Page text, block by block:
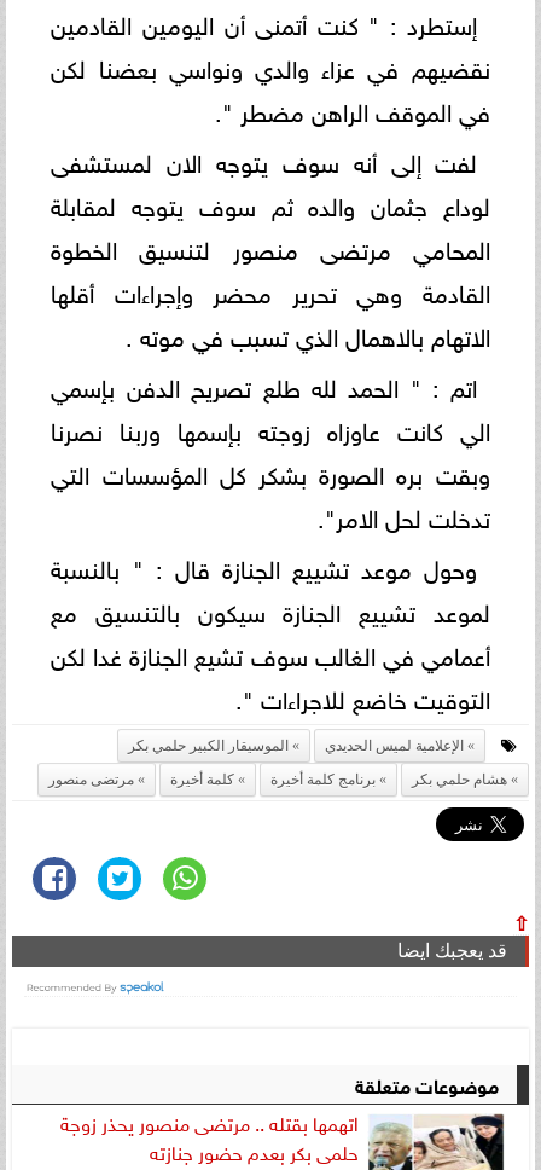
إستطرد : " كنت أتمنى أن اليومين القادمين
نقضيهم في عزاء والدي ونواسي بعضنا لكن
في الموقف الراهن مضطر ".
لفت إلى أنه سوف يتوجه الان لمستشفى
لوداع جثمان والده ثم سوف يتوجه لمقابلة
المحامي مرتضى منصور لتنسيق الخطوة
القادمة وهي تحرير محضر وإجراءات أقلها
الاتهام بالاهمال الذي تسبب في موته .
اتم : " الحمد لله طلع تصريح الدفن بإسمي
الي كانت عاوزاه زوجته بإسمها وربنا نصرنا
وبقت بره الصورة بشكر كل المؤسسات التي
تدخلت لحل الامر".
وحول موعد تشييع الجنازة قال : " بالنسبة
لموعد تشييع الجنازة سيكون بالتنسيق مع
أعمامي في الغالب سوف تشيع الجنازة غدا لكن
التوقيت خاضع للاجراءات ".
الإعلامية لميس الحديدي
الموسيقار الكبير حلمي بكر
هشام حلمي بكر
برنامج كلمة أخيرة كلمة أخيرة مرتضى منصور
⇧
قد يعجبك ايضا
موضوعات متعلقة
اتهمها بقتله .. مرتضى منصور يحذر زوجة
حلمى بكر بعدم حضور جنازته